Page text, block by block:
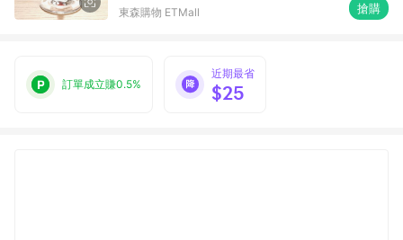
東森購物 ETMall 搶購
訂單成立賺0.5%
近期最省
$25